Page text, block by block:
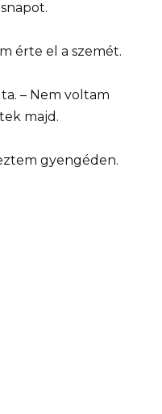
érte el a szemét.
– Nem voltam
majd.
gyengéden.